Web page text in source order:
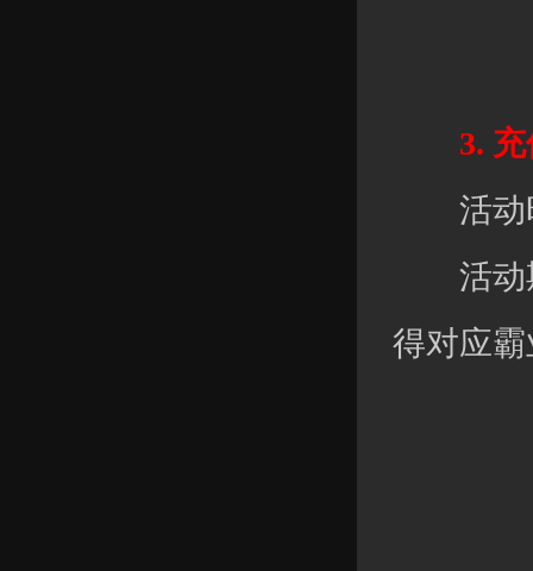
3. 充
活动时
活动期
得对应